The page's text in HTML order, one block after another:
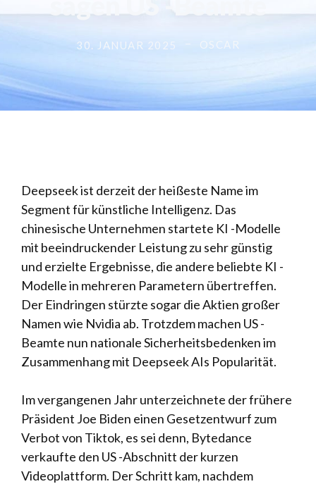
30. JANUAR 2025 OSCAR
Deepseek ist derzeit der heißeste Name im
Segment für künstliche Intelligenz. Das
chinesische Unternehmen startete KI -Modelle
mit beeindruckender Leistung zu sehr günstig
und erzielte Ergebnisse, die andere beliebte KI -
Modelle in mehreren Parametern übertreffen.
Der Eindringen stürzte sogar die Aktien großer
Namen wie Nvidia ab. Trotzdem machen US -
Beamte nun nationale Sicherheitsbedenken im
Zusammenhang mit Deepseek AIs Popularität.
Im vergangenen Jahr unterzeichnete der frühere
Präsident Joe Biden einen Gesetzentwurf zum
Verbot von Tiktok, es sei denn, Bytedance
verkaufte den US -Abschnitt der kurzen
Videoplattform. Der Schritt kam, nachdem